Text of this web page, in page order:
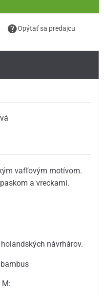
Opýtať sa predajcu
vafľovým motívom.
a vreckami.
návrhárov.
M: